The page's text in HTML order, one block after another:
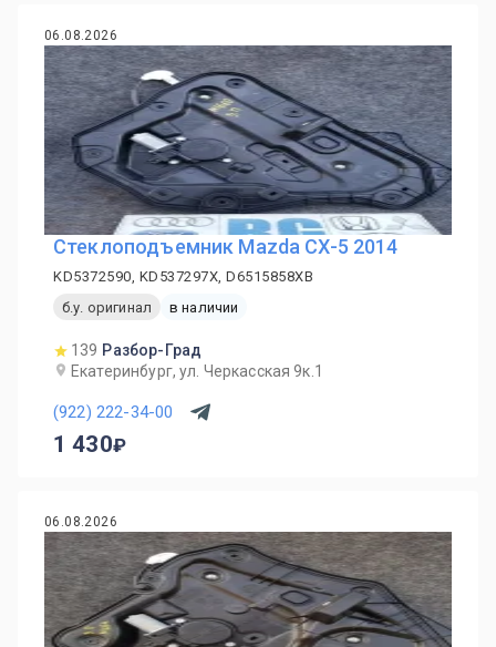
06.08.2026
Стеклоподъемник Mazda CX-5 2014
KD5372590, KD537297X, D6515858XB
б.у. оригинал
в наличии
139 Разбор-Град
Екатеринбург, ул. Черкасская 9к.1
(922) 222-34-00
1 430
06.08.2026